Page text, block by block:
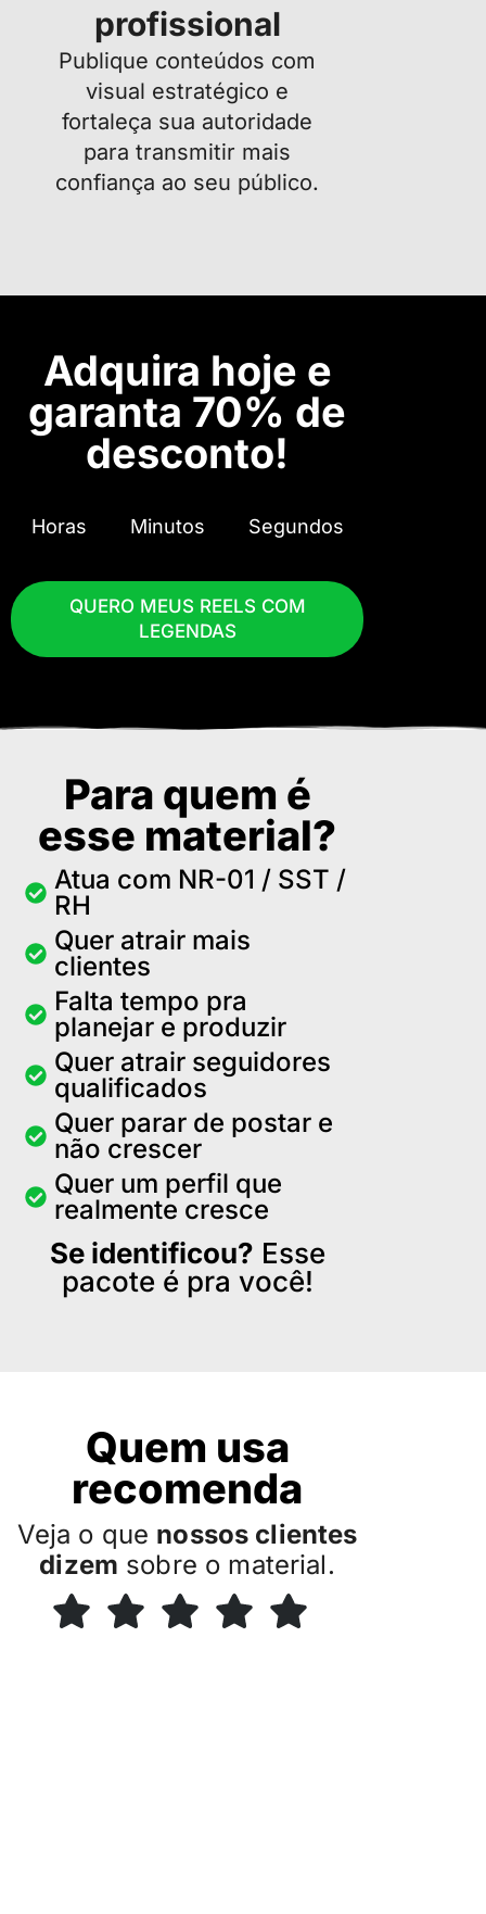
profissional
Publique conteúdos com
visual estratégico e
fortaleça sua autoridade
para transmitir mais
confiança ao seu público.
Adquira hoje e
garanta 70% de
desconto!
Horas Minutos Segundos
QUERO MEUS REELS COM
LEGENDAS
Para quem é
esse material?
Atua com NR-01 / SST /
RH
Quer atrair mais
clientes
Falta tempo pra
planejar e produzir
Quer atrair seguidores
qualificados
Quer parar de postar e
não crescer
Quer um perfil que
realmente cresce
Se identificou? Esse
pacote é pra você!
Quem usa
recomenda
Veja o que nossos clientes
dizem sobre o material.